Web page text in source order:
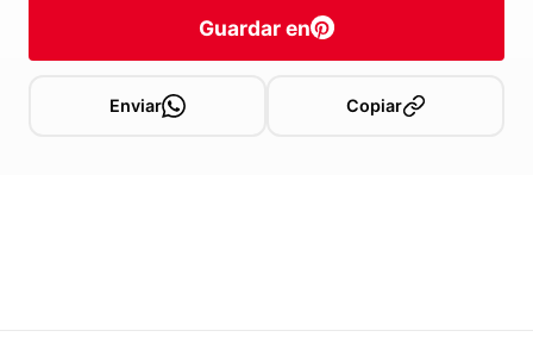
Guardar en
Enviar Copiar